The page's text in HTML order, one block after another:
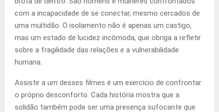
com a incapacidade de se conectar, mesmo cercados de
uma multidão. O isolamento não é apenas um castigo,
mas um estado de lucidez incômoda, que obriga a refletir
sobre a fragilidade das relações e a vulnerabilidade
humana.
Assistir a um desses filmes é um exercício de confrontar
o próprio desconforto. Cada história mostra que a
solidão também pode ser uma presença sufocante que